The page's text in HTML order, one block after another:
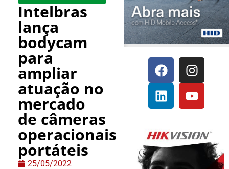
Intelbras
lança
bodycam
para
ampliar
atuação no
mercado
de câmeras
operacionais
portáteis
25/05/2022